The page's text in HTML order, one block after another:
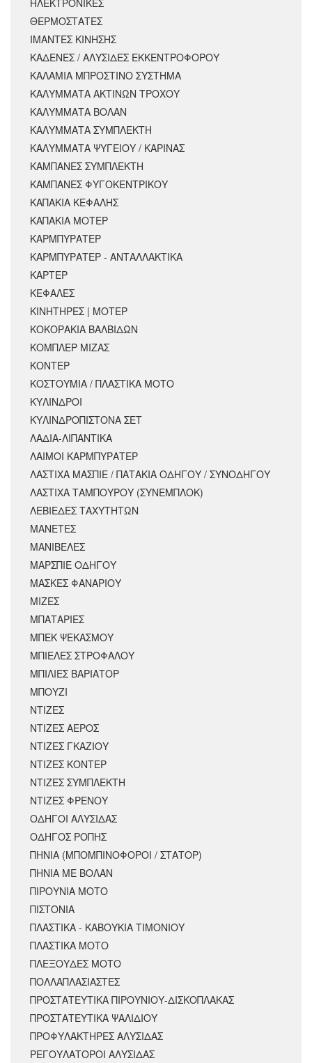
ΘΕΡΜΟΣΤΑΤΕΣ
ΙΜΑΝΤΕΣ ΚΙΝΗΣΗΣ
ΚΑΔΕΝΕΣ / ΑΛΥΣΙΔΕΣ ΕΚΚΕΝΤΡΟΦΟΡΟΥ
ΚΑΛΑΜΙΑ ΜΠΡΟΣΤΙΝΟ ΣΥΣΤΗΜΑ
ΚΑΛΥΜΜΑΤΑ ΑΚΤΙΝΩΝ ΤΡΟΧΟΥ
ΚΑΛΥΜΜΑΤΑ ΒΟΛΑΝ
ΚΑΛΥΜΜΑΤΑ ΣΥΜΠΛΕΚΤΗ
ΚΑΛΥΜΜΑΤΑ ΨΥΓΕΙΟΥ / ΚΑΡΙΝΑΣ
ΚΑΜΠΑΝΕΣ ΣΥΜΠΛΕΚΤΗ
ΚΑΜΠΑΝΕΣ ΦΥΓΟΚΕΝΤΡΙΚΟΥ
ΚΑΠΑΚΙΑ ΚΕΦΑΛΗΣ
ΚΑΠΑΚΙΑ ΜΟΤΕΡ
ΚΑΡΜΠΥΡΑΤΕΡ
ΚΑΡΜΠΥΡΑΤΕΡ - ΑΝΤΑΛΛΑΚΤΙΚΑ
ΚΑΡΤΕΡ
ΚΕΦΑΛΕΣ
ΚΙΝΗΤΗΡΕΣ | ΜΟΤΕΡ
ΚΟΚΟΡΑΚΙΑ ΒΑΛΒΙΔΩΝ
ΚΟΜΠΛΕΡ ΜΙΖΑΣ
ΚΟΝΤΕΡ
ΚΟΣΤΟΥΜΙΑ / ΠΛΑΣΤΙΚΑ ΜΟΤΟ
ΚΥΛΙΝΔΡΟΙ
ΚΥΛΙΝΔΡΟΠΙΣΤΟΝΑ ΣΕΤ
ΛΑΔΙΑ-ΛΙΠΑΝΤΙΚΑ
ΛΑΙΜΟΙ ΚΑΡΜΠΥΡΑΤΕΡ
ΛΑΣΤΙΧΑ ΜΑΣΠΙΕ / ΠΑΤΑΚΙΑ ΟΔΗΓΟΥ / ΣΥΝΟΔΗΓΟΥ
ΛΑΣΤΙΧΑ ΤΑΜΠΟΥΡΟΥ (ΣΥΝΕΜΠΛΟΚ)
ΛΕΒΙΕΔΕΣ ΤΑΧΥΤΗΤΩΝ
ΜΑΝΕΤΕΣ
ΜΑΝΙΒΕΛΕΣ
ΜΑΡΣΠΙΕ ΟΔΗΓΟΥ
ΜΑΣΚΕΣ ΦΑΝΑΡΙΟΥ
ΜΙΖΕΣ
ΜΠΑΤΑΡΙΕΣ
ΜΠΕΚ ΨΕΚΑΣΜΟΥ
ΜΠΙΕΛΕΣ ΣΤΡΟΦΑΛΟΥ
ΜΠΙΛΙΕΣ ΒΑΡΙΑΤΟΡ
ΜΠΟΥΖΙ
ΝΤΙΖΕΣ
ΝΤΙΖΕΣ ΑΕΡΟΣ
ΝΤΙΖΕΣ ΓΚΑΖΙΟΥ
ΝΤΙΖΕΣ ΚΟΝΤΕΡ
ΝΤΙΖΕΣ ΣΥΜΠΛΕΚΤΗ
ΝΤΙΖΕΣ ΦΡΕΝΟΥ
ΟΔΗΓΟΙ ΑΛΥΣΙΔΑΣ
ΟΔΗΓΟΣ ΡΟΠΗΣ
ΠΗΝΙΑ (ΜΠΟΜΠΙΝΟΦΟΡΟΙ / ΣΤΑΤΟΡ)
ΠΗΝΙΑ ΜΕ ΒΟΛΑΝ
ΠΙΡΟΥΝΙΑ ΜΟΤΟ
ΠΙΣΤΟΝΙΑ
ΠΛΑΣΤΙΚΑ - ΚΑΒΟΥΚΙΑ ΤΙΜΟΝΙΟΥ
ΠΛΑΣΤΙΚΑ ΜΟΤΟ
ΠΛΕΞΟΥΔΕΣ ΜΟΤΟ
ΠΟΛΛΑΠΛΑΣΙΑΣΤΕΣ
ΠΡΟΣΤΑΤΕΥΤΙΚΑ ΠΙΡΟΥΝΙΟΥ-ΔΙΣΚΟΠΛΑΚΑΣ
ΠΡΟΣΤΑΤΕΥΤΙΚΑ ΨΑΛΙΔΙΟΥ
ΠΡΟΦΥΛΑΚΤΗΡΕΣ ΑΛΥΣΙΔΑΣ
ΡΕΓΟΥΛΑΤΟΡΟΙ ΑΛΥΣΙΔΑΣ